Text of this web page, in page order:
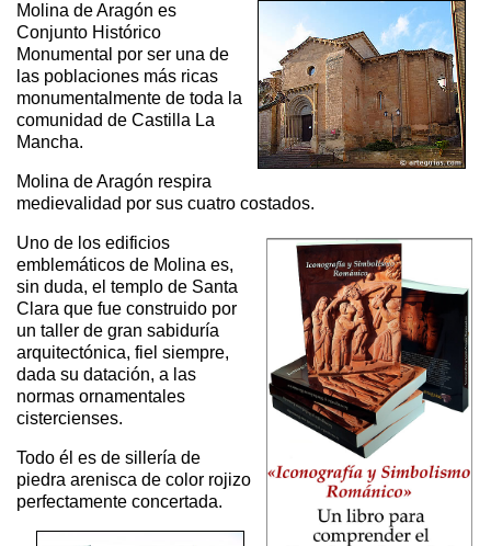
Molina de Aragón es
Conjunto Histórico
Monumental por ser una de
las poblaciones más ricas
monumentalmente de toda la
comunidad de Castilla La
Mancha.
Molina de Aragón respira
medievalidad por sus cuatro costados.
Uno de los edificios
emblemáticos de Molina es,
sin duda, el templo de Santa
Clara que fue construido por
un taller de gran sabiduría
arquitectónica, fiel siempre,
dada su datación, a las
normas ornamentales
cistercienses.
Todo él es de sillería de
piedra arenisca de color rojizo
perfectamente concertada.